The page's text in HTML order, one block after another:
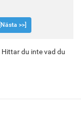
[Nästa >>]
du inte vad du